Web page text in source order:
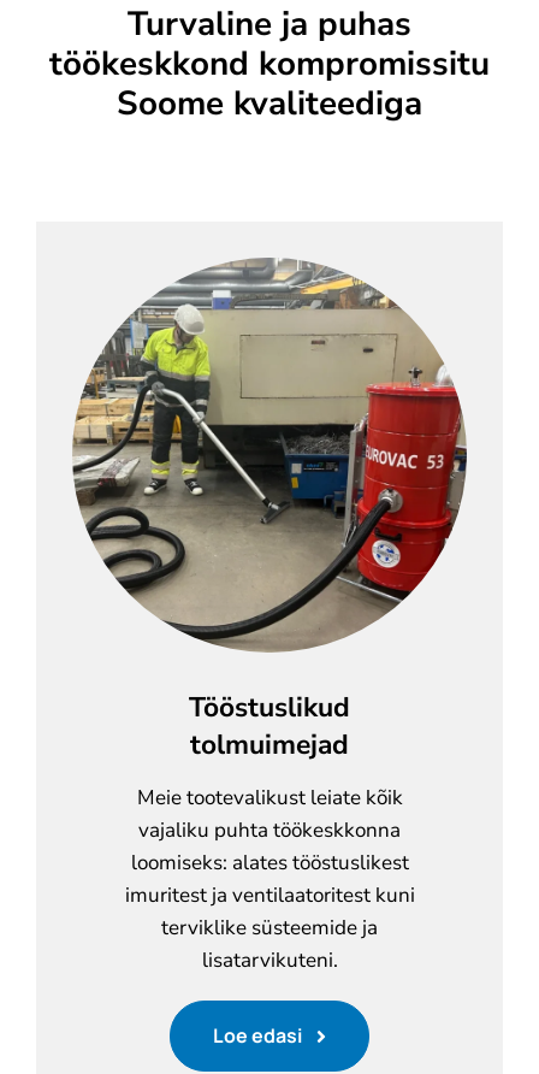
Turvaline ja puhas
töökeskkond kompromissitu
Soome kvaliteediga
Tööstuslikud
tolmuimejad
Meie tootevalikust leiate kõik
vajaliku puhta töökeskkonna
loomiseks: alates tööstuslikest
imuritest ja ventilaatoritest kuni
terviklike süsteemide ja
lisatarvikuteni.
Loe edasi